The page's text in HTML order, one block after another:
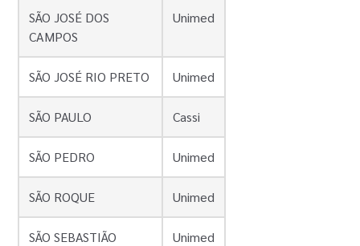
SÃO JOSÉ DOS
CAMPOS
Unimed
SÃO JOSÉ RIO PRETO Unimed
SÃO PAULO Cassi
SÃO PEDRO Unimed
SÃO ROQUE Unimed
SÃO SEBASTIÃO Unimed